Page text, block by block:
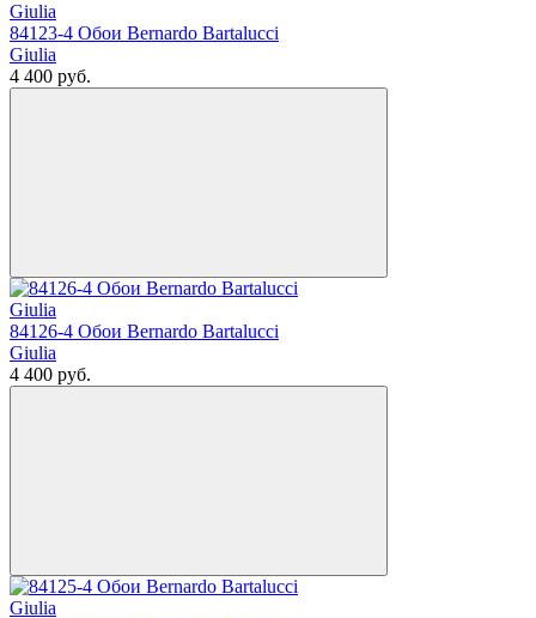
84123-4 Обои Bernardo Bartalucci
Giulia
4 400 руб.
84126-4 Обои Bernardo Bartalucci
Giulia
4 400 руб.